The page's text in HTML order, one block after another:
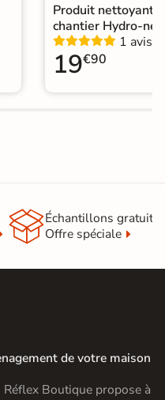
Produit nettoyant
chantier Hydro-net
1 avis
19€90
Échantillons gratuit
Offre spéciale
de votre maison
Réflex Boutique propose à